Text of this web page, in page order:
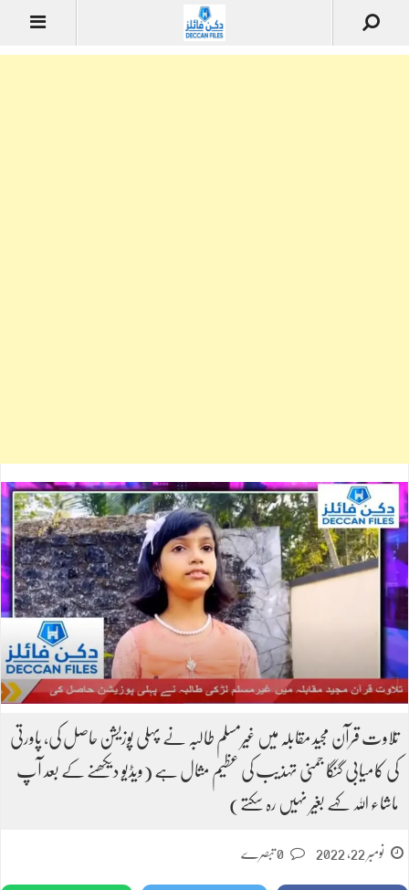
تلاوت قرآن مجید مقابلہ میں غیرمسلم طالبہ نے پہلی پوزیشن حاصل کی، پاورتی
کی کامیابی گنگا جمنی تہذیب کی عظیم مثال ہے (ویڈیو دیکھنے کے بعد آپ
ماشاء اللہ کہے بغیر نہیں رہ سکتے)
نومبر 22, 2022